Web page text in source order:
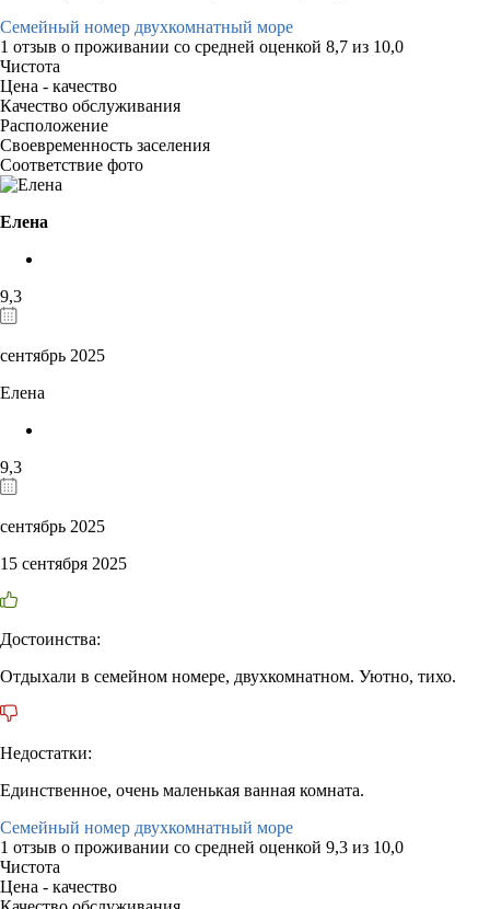
Семейный номер двухкомнатный море
1 отзыв о проживании со средней оценкой 8,7 из 10,0
Чистота
Цена - качество
Качество обслуживания
Расположение
Своевременность заселения
Соответствие фото
Елена
9,3
сентябрь 2025
Елена
9,3
сентябрь 2025
15 сентября 2025
Достоинства:
Отдыхали в семейном номере, двухкомнатном. Уютно, тихо.
Недостатки:
Единственное, очень маленькая ванная комната.
Семейный номер двухкомнатный море
1 отзыв о проживании со средней оценкой 9,3 из 10,0
Чистота
Цена - качество